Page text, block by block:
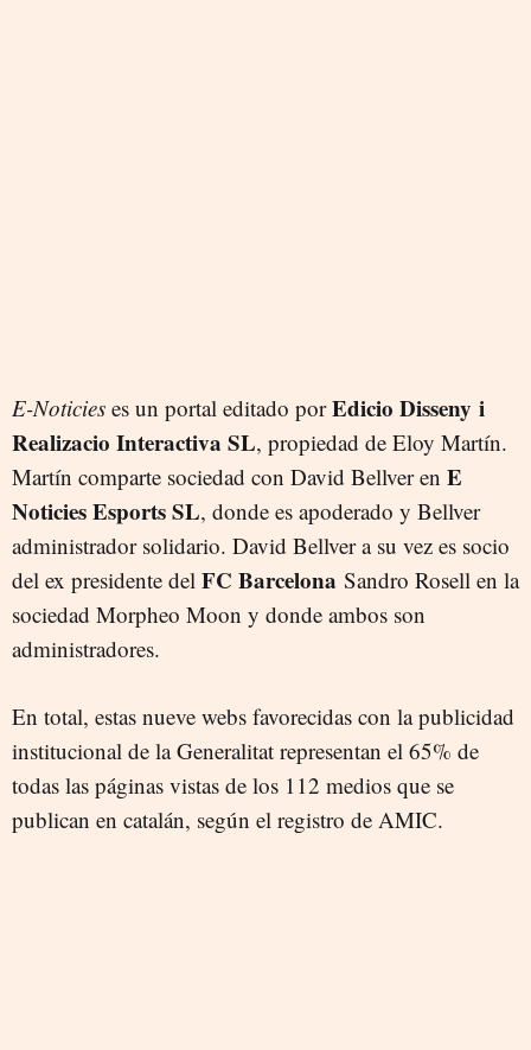
E-Noticies es un portal editado porEdicio Disseny i
Realizacio Interactiva SL, propiedad de Eloy Martín.
Martín comparte sociedad con David Bellver en E
Noticies Esports SL, donde es apoderado y Bellver
administrador solidario. David Bellver a su vez es socio
del ex presidente del FC Barcelona Sandro Rosell en la
sociedad Morpheo Moon y donde ambos son
administradores.
En total, estas nueve webs favorecidas con la publicidad
institucional de la Generalitat representan el 65% de
todas las páginas vistas de los 112 medios que se
publican en catalán, según el registro de AMIC.